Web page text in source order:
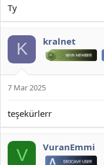
Ty
K kralnet
7 Mar 2025
teşekürlerr
V VuranEmmi